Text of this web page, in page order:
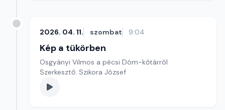
2026. 04. 11. szombat 9:04
Kép a tükörben
Osgyányi Vilmos a pécsi Dóm-kőtárról
Szerkesztő: Szikora József